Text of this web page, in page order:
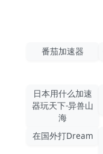
番茄加速器
日本用什么加速
器玩天下-异兽山
海
在国外打Dream